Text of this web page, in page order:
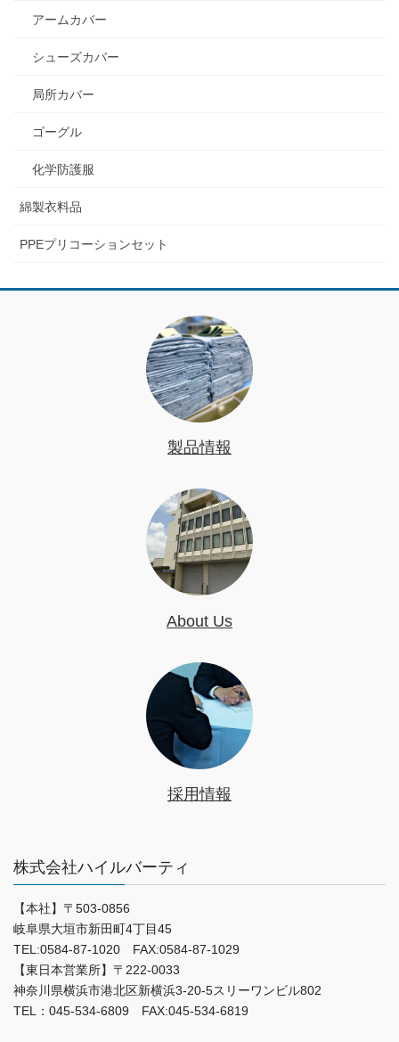
アームカバー
シューズカバー
局所カバー
ゴーグル
化学防護服
綿製衣料品
PPEプリコーションセット
製品情報
About Us
採用情報
株式会社ハイルバーティ
【本社】〒503-0856
岐阜県大垣市新田町4丁目45
TEL:0584-87-1020 FAX:0584-87-1029
【東日本営業所】〒222-0033
神奈川県横浜市港北区新横浜3-20-5スリーワンビル802
TEL：045-534-6809 FAX:045-534-6819